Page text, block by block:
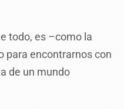
todo, es –como la
para encontrarnos con
de un mundo